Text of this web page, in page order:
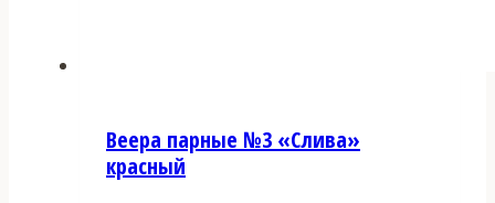
Веера парные №3 «Слива»
красный